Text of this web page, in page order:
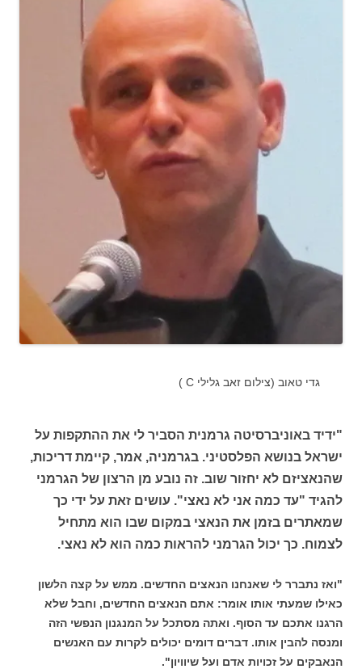
גדי טאוב (צילום זאב גלילי C )
"ידיד באוניברסיטה גרמנית הסביר לי את ההתקפות על
ישראל בנושא הפלסטיני. בגרמניה, אמר, קיימת דריכות,
שהנאציזם לא יחזור שוב. זה נובע מן הרצון של הגרמני
להגיד "עד כמה אני לא נאצי". עושים זאת על ידי כך
שמאתרים בזמן את הנאצי במקום שבו הוא מתחיל
לצמוח. כך יכול הגרמני להראות כמה הוא לא נאצי.
"ואז נתברר לי שאנחנו הנאצים החדשים. ממש על קצה הלשון
כאילו שמעתי אותו אומר: אתם הנאצים החדשים, וחבל שלא
הרגנו אתכם עד הסוף. ואתה מסתכל על המנגנון הנפשי הזה
ומנסה להבין אותו. דברים דומים יכולים לקרות עם האנשים
הנאבקים על זכויות אדם ועל שיוויון".